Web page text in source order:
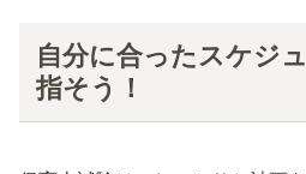
自分に合ったスケジ
指そう！